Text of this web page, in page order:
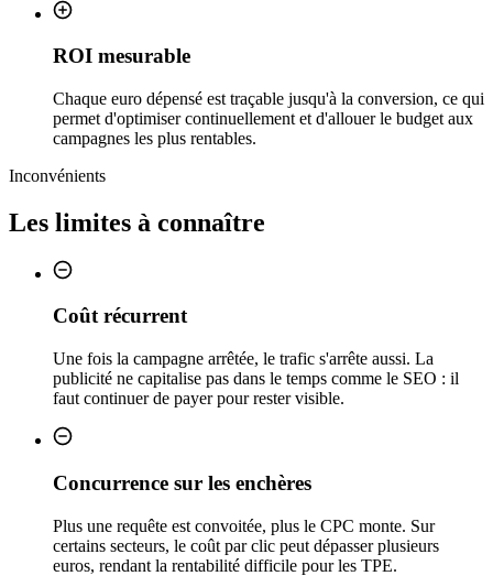
ROI mesurable
Chaque euro dépensé est traçable jusqu'à la conversion, ce qui
permet d'optimiser continuellement et d'allouer le budget aux
campagnes les plus rentables.
Inconvénients
Les limites à connaître
Coût récurrent
Une fois la campagne arrêtée, le trafic s'arrête aussi. La
publicité ne capitalise pas dans le temps comme le SEO : il
faut continuer de payer pour rester visible.
Concurrence sur les enchères
Plus une requête est convoitée, plus le CPC monte. Sur
certains secteurs, le coût par clic peut dépasser plusieurs
euros, rendant la rentabilité difficile pour les TPE.